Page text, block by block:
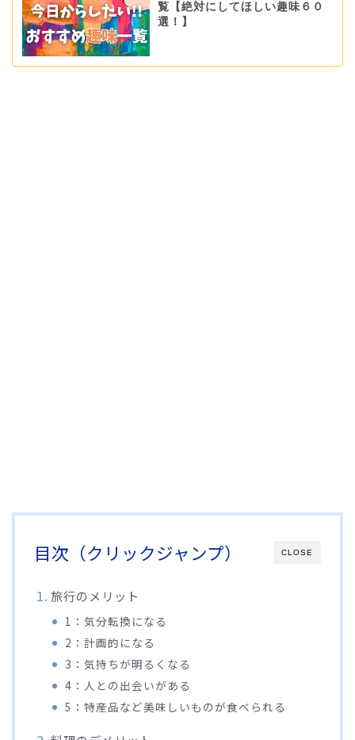
覧【絶対にしてほしい趣味６０
選！】
CLOSE
目次（クリックジャンプ）
旅行のメリット
1：気分転換になる
2：計画的になる
3：気持ちが明るくなる
4：人との出会いがある
5：特産品など美味しいものが食べられる